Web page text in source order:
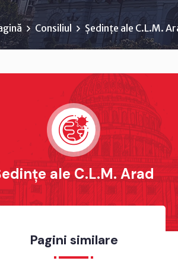
Consiliul Ședințe ale C.L.M.
ale C.L.M. Arad
Pagini similare